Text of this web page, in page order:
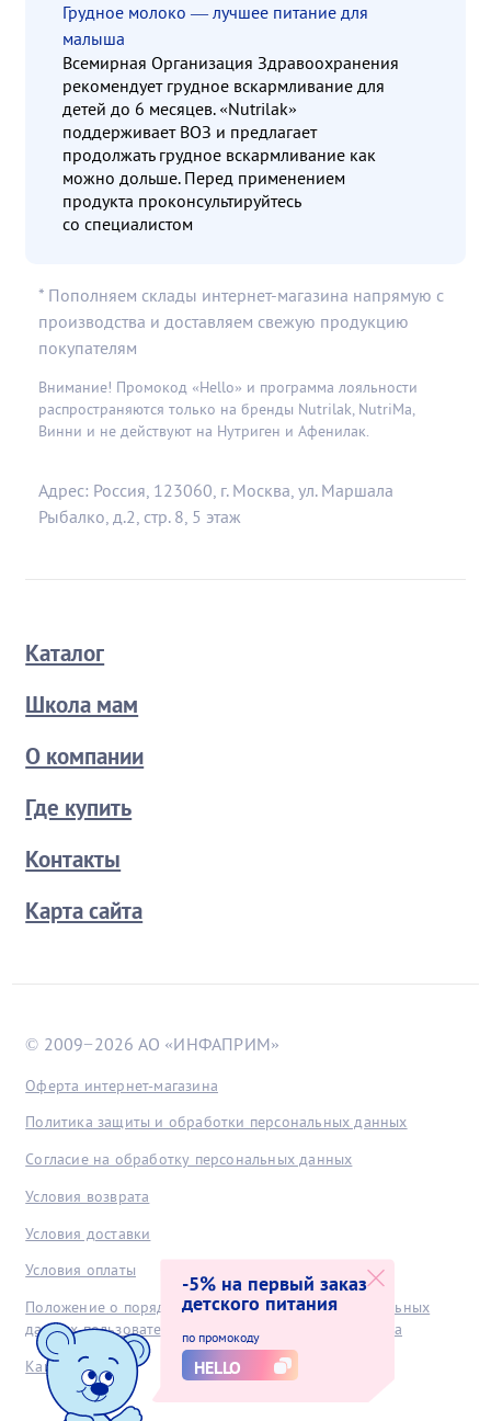
Грудное молоко — лучшее питание для
малыша
Всемирная Организация Здравоохранения
рекомендует грудное вскармливание для
детей до 6 месяцев. «Nutrilak»
поддерживает ВОЗ и предлагает
продолжать грудное вскармливание как
можно дольше. Перед применением
продукта проконсультируйтесь
со специалистом
* Пополняем склады интернет-магазина напрямую с
производства и доставляем свежую продукцию
покупателям
Внимание! Промокод «Hello» и программа лояльности
распространяются только на бренды Nutrilak, NutriMa,
Винни и не действуют на Нутриген и Афенилак.
Адрес: Россия, 123060, г. Москва, ул. Маршала
Рыбалко, д.2, стр. 8, 5 этаж
Каталог
Школа мам
О компании
Где купить
Контакты
Карта сайта
© 2009−2026 АО «ИНФАПРИМ»
Оферта интернет-магазина
Политика защиты и обработки персональных данных
Согласие на обработку персональных данных
Условия возврата
Условия доставки
Условия оплаты
Положение о порядке хранения и защиты персональных
данных пользователей, получаемых с интернет-сайта
Как заказать
-5% на первый заказ
детского питания
по промокоду
HELLO